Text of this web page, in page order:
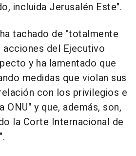
incluida Jerusalén Este".
tachado de "totalmente
del Ejecutivo
y ha lamentado que
medidas que violan sus
con los privilegios e
ONU" y que, además, son,
la Corte Internacional de